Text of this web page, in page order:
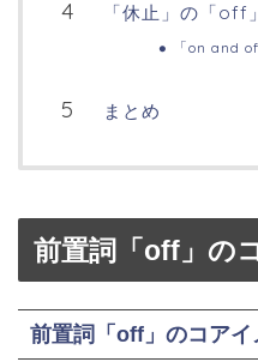
「休止」の「off」
「on and
まとめ
前置詞「 off 」の
前置詞「off」のコアイ